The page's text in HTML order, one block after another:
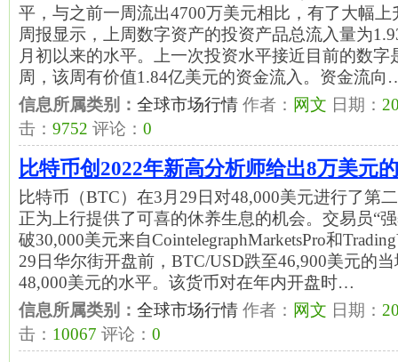
平，与之前一周流出4700万美元相比，有了大幅
周报显示，上周数字资产的投资产品总流入量为
月初以来的水平。上一次投资水平接近目前的数字
周，该周有价值1.84亿美元的资金流入。资金流向
信息所属类别： 全球市场行情 作者： 网文 日期：
击： 9752 评论： 0
比特币创2022年新高分析师给出8万美元
比特币（BTC）在3月29日对48,000美元进行了第
正为上行提供了可喜的休养生息的机会。交易员“
破30,000美元来自CointelegraphMarketsPro和
29日华尔街开盘前，BTC/USD跌至46,900美元的
48,000美元的水平。该货币对在年内开盘时…
信息所属类别： 全球市场行情 作者： 网文 日期：
击： 10067 评论： 0